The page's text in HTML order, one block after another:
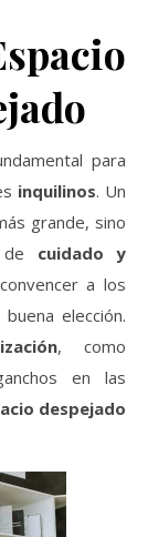
para
inquilinos. Un
grande, sino
de cuidado y
a los
elección.
, como
en las
despejado